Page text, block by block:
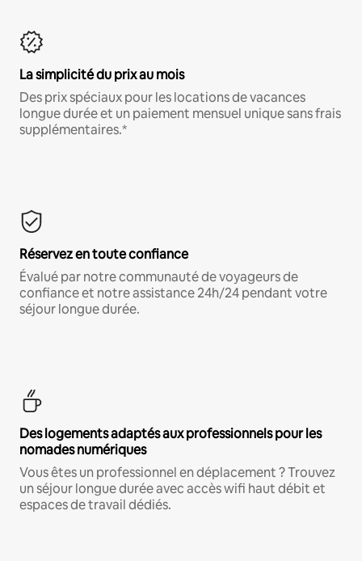
La simplicité du prix au mois
Des prix spéciaux pour les locations de vacances
longue durée et un paiement mensuel unique sans frais
supplémentaires.*
Réservez en toute confiance
Évalué par notre communauté de voyageurs de
confiance et notre assistance 24h/24 pendant votre
séjour longue durée.
Des logements adaptés aux professionnels pour les
nomades numériques
Vous êtes un professionnel en déplacement ? Trouvez
un séjour longue durée avec accès wifi haut débit et
espaces de travail dédiés.